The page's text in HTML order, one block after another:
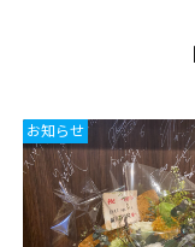
お知らせ